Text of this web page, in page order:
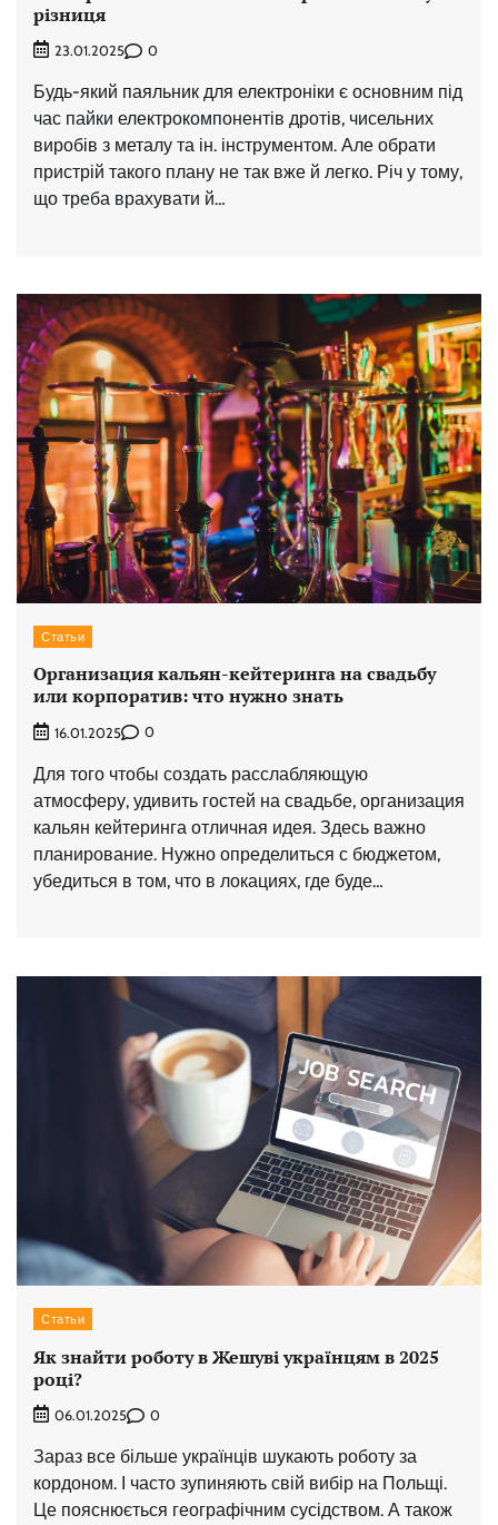
різниця
23.01.2025 0
Будь-який паяльник для електроніки є основним під
час пайки електрокомпонентів дротів, чисельних
виробів з металу та ін. інструментом. Але обрати
пристрій такого плану не так вже й легко. Річ у тому,
що треба врахувати й…
Статьи
Организация кальян-кейтеринга на свадьбу
или корпоратив: что нужно знать
16.01.2025 0
Для того чтобы создать расслабляющую
атмосферу, удивить гостей на свадьбе, организация
кальян кейтеринга отличная идея. Здесь важно
планирование. Нужно определиться с бюджетом,
убедиться в том, что в локациях, где буде…
Статьи
Як знайти роботу в Жешуві українцям в 2025
році?
06.01.2025 0
Зараз все більше українців шукають роботу за
кордоном. І часто зупиняють свій вибір на Польщі.
Це пояснюється географічним сусідством. А також